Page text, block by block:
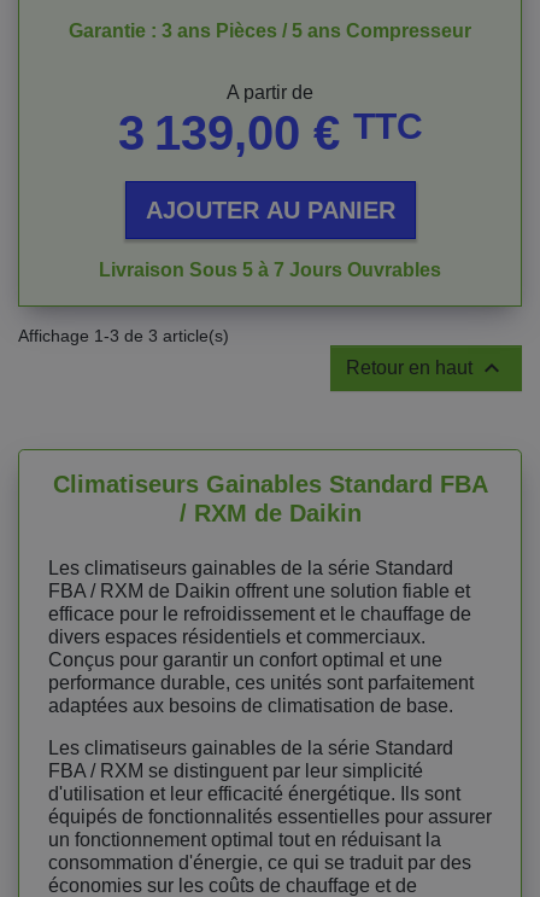
Garantie : 3 ans Pièces / 5 ans Compresseur
A partir de
3 139,00 € TTC
AJOUTER AU PANIER
Livraison Sous 5 à 7 Jours Ouvrables
Affichage 1-3 de 3 article(s)
Retour en haut 
Climatiseurs Gainables Standard FBA
/ RXM de Daikin
Les climatiseurs gainables de la série Standard
FBA / RXM de Daikin offrent une solution fiable et
efficace pour le refroidissement et le chauffage de
divers espaces résidentiels et commerciaux.
Conçus pour garantir un confort optimal et une
performance durable, ces unités sont parfaitement
adaptées aux besoins de climatisation de base.
Les climatiseurs gainables de la série Standard
FBA / RXM se distinguent par leur simplicité
d'utilisation et leur efficacité énergétique. Ils sont
équipés de fonctionnalités essentielles pour assurer
un fonctionnement optimal tout en réduisant la
consommation d'énergie, ce qui se traduit par des
économies sur les coûts de chauffage et de